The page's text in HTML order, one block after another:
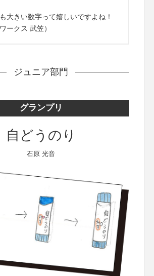
大きい数字って嬉しいですよね！
ークス 武笠）
ジュニア部門
グランプリ
自どうのり
石原 光音